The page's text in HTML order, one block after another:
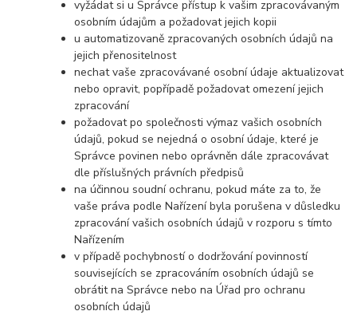
vyžádat si u Správce přístup k vašim zpracovávaným
osobním údajům a požadovat jejich kopii
u automatizovaně zpracovaných osobních údajů na
jejich přenositelnost
nechat vaše zpracovávané osobní údaje aktualizovat
nebo opravit, popřípadě požadovat omezení jejich
zpracování
požadovat po společnosti výmaz vašich osobních
údajů, pokud se nejedná o osobní údaje, které je
Správce povinen nebo oprávněn dále zpracovávat
dle příslušných právních předpisů
na účinnou soudní ochranu, pokud máte za to, že
vaše práva podle Nařízení byla porušena v důsledku
zpracování vašich osobních údajů v rozporu s tímto
Nařízením
v případě pochybností o dodržování povinností
souvisejících se zpracováním osobních údajů se
obrátit na Správce nebo na Úřad pro ochranu
osobních údajů